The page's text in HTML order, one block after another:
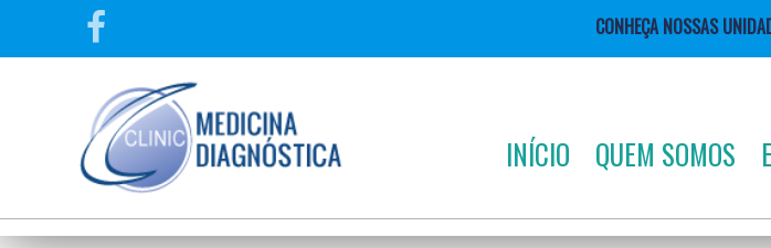
CONHEÇA NOSSAS
INÍCIO QUEM SOMOS